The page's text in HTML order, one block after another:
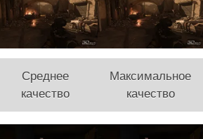
Среднее
качество
Максимальное
качество